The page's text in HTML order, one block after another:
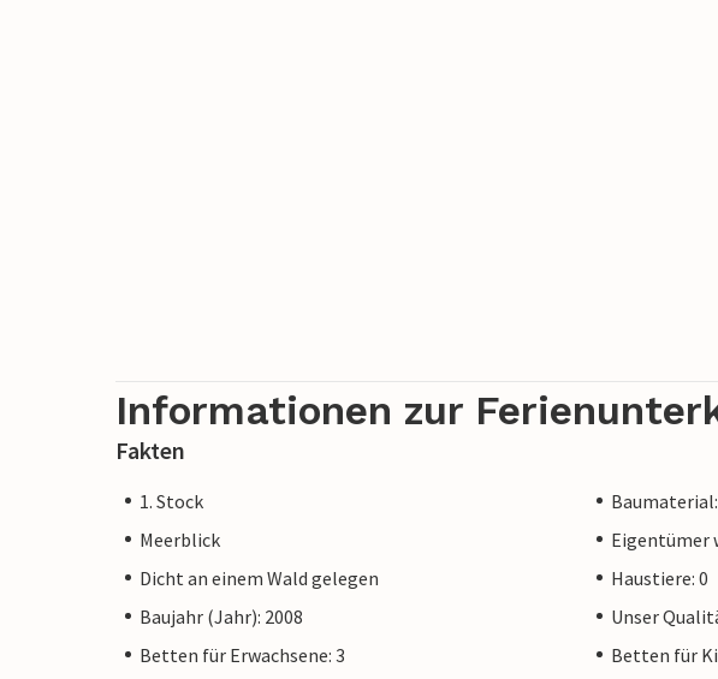
Informationen zur
Fakten
1. Stock
Meerblick
Eigentümer
Dicht an einem Wald gelegen
Haustiere: 0
Baujahr (Jahr): 2008
Unser
Betten für Erwachsene: 3
Betten für